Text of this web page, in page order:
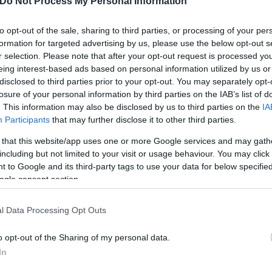
opt-out of the sale, sharing to third parties, or processing of your
for targeted advertising by us, please use the below opt-out
selection. Please note that after your opt-out request is processed
interest-based ads based on personal information utilized by us
to third parties prior to your opt-out. You may separately
of your personal information by third parties on the IAB’s list of
This information may also be disclosed by us to third parties on the
Participants that may further disclose it to other third parties.
that this website/app uses one or more Google services and may
but not limited to your visit or usage behaviour. You may
to Google and its third-party tags to use your data for below
consent section.
Data Processing Opt Outs
opt-out of the Sharing of my personal data.
πλαίσιο, κάτι, όμως που δε σημαίνει, όπως
οι εμπλεκόμενοι Υπουργοί, αλλά και τα
του Φρέντι Μπελέρη οι ίδιες πηγές